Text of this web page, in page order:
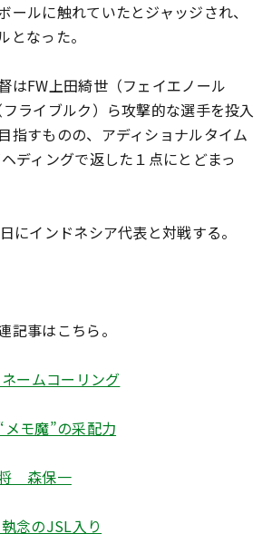
ールに触れていたとジャッジされ、
となった。
はFW上田綺世（フェイエノール
ライブルク）ら攻撃的な選手を投入
指すものの、アディショナルタイム
ディングで返した１点にとどまっ
にインドネシア代表と対戦する。
事はこちら。
ームコーリング
モ魔”の采配力
将 森保一
念のJSL入り